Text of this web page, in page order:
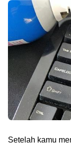
Setelah kamu